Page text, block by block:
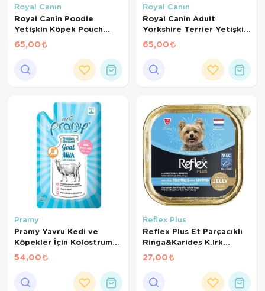
Royal Canın
Royal Canin Poodle
Yetişkin Köpek Pouch
85gr
65,00
Royal Canın
Royal Canin Adult
Yorkshire Terrier Yetişkin
65,00
Pramy
Pramy Yavru Kedi ve
Köpekler İçin Kolostrum
ve Arı Sütlü Sterilize Keçi
Sütü 60 Gr
54,00
Reflex Plus
Reflex Plus Et Parçacıklı
Ringa&Karides K.Irk
Yet.Köpek 85Gr
27,00